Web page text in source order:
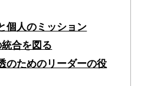
個人のミッション
合を図る
のためのリーダーの役